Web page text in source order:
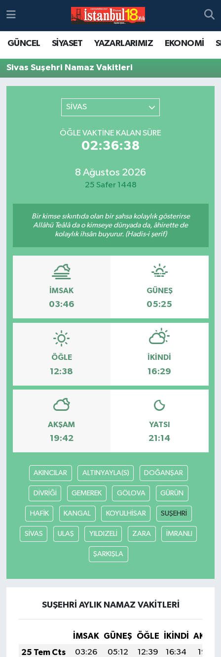
GÜNCEL SİYASET YAZARLARIMIZ EKONOMİ
Sivas Suşehri Namaz Vakitleri
SİVAS
ÖĞLE VAKTINE KALAN SÜRE
02:36:38
8 Ağustos 2026
25 Safer 1448
Bir kimse sıkıntıda olan bir şahsa kolaylık gösterirse
Allâhü Teâlâ da o kimseye dünyada da, âhirette de
kolaylık ihsân buyurur. (Hadis-i şerif)
İMSAK
03:46
GÜNEŞ
05:25
ÖĞLE
12:38
İKINDI
16:29
AKŞAM
19:42
YATSI
21:14
AKINCILAR ALTINYAYLA(S) DOĞANŞAR
DİVRİĞİ GEMEREK GÖLOVA GÜRÜN
HAFİK KANGAL KOYULHİSAR SUŞEHRİ
SİVAS ULAŞ YILDIZELİ ZARA İMRANLI
ŞARKIŞLA
SUŞEHRİ AYLIK NAMAZ VAKITLERI
İMSAK GÜNEŞ ÖĞLE İKINDI
25 Tem Cts
03:26 05:12 12:39 16:34
19:56